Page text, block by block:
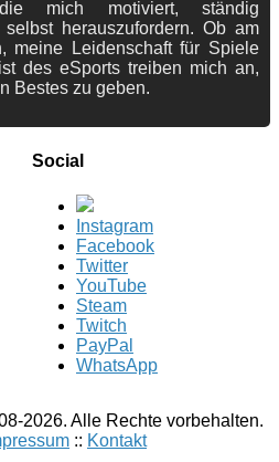
mich motiviert, ständig
herauszufordern. Ob am
meine Leidenschaft für Spiele
des eSports treiben mich an,
Bestes zu geben.
Social
Instagram
Facebook
Twitter
YouTube
Steam
Twitch
PayPal
WhatsApp
2026. Alle Rechte vorbehalten.
:: Kontakt